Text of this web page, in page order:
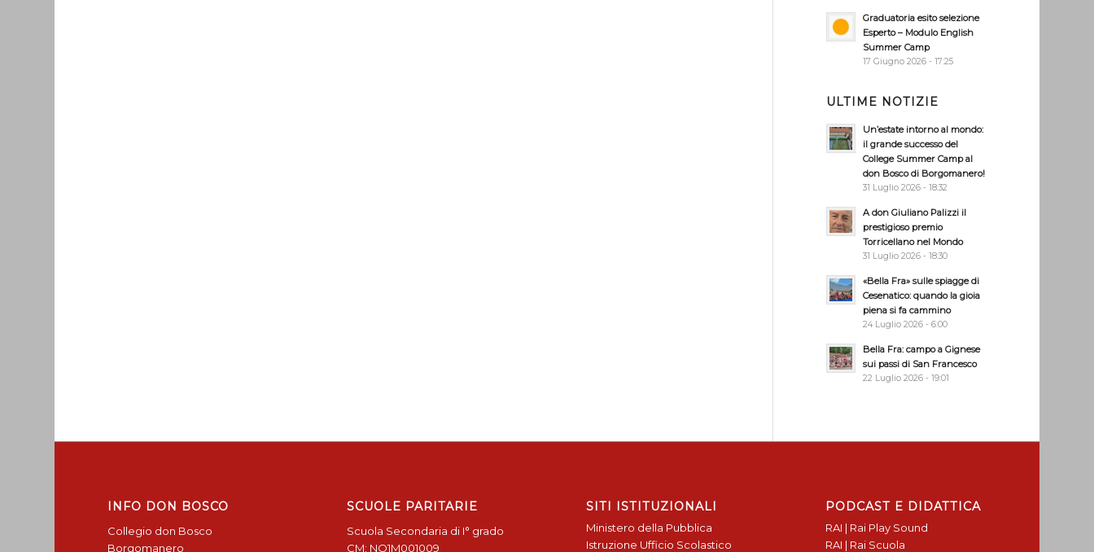
Graduatoria esito selezione
Esperto – Modulo English
Summer Camp
17 Giugno 2026 - 17:25
ULTIME NOTIZIE
Un’estate intorno al mondo:
il grande successo del
College Summer Camp al
don Bosco di Borgomanero!
31 Luglio 2026 - 18:32
A don Giuliano Palizzi il
prestigioso premio
Torricellano nel Mondo
31 Luglio 2026 - 18:30
«Bella Fra» sulle spiagge di
Cesenatico: quando la gioia
piena si fa cammino
24 Luglio 2026 - 6:00
Bella Fra: campo a Gignese
sui passi di San Francesco
22 Luglio 2026 - 19:01
INFO DON BOSCO
Collegio don Bosco
Borgomanero
SCUOLE PARITARIE
Scuola Secondaria di I° grado
CM: NO1M001009
SITI ISTITUZIONALI
Ministero della Pubblica
Istruzione Ufficio Scolastico
PODCAST E DIDATTICA
RAI | Rai Play Sound
RAI | Rai Scuola